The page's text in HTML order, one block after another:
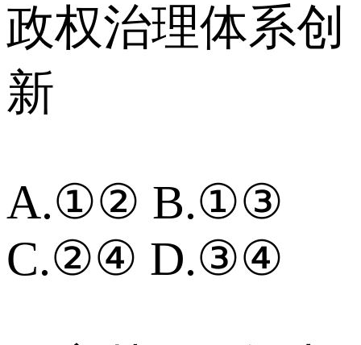
政权治理体系创
新
A.①② B.①③
C.②④ D.③④